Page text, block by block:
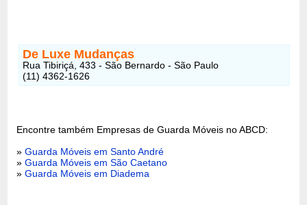
De Luxe Mudanças
Rua Tibiriçá, 433 - São Bernardo - São Paulo
(11) 4362-1626
Encontre também Empresas de Guarda Móveis no ABCD:
»Guarda Móveis em Santo André
»Guarda Móveis em São Caetano
»Guarda Móveis em Diadema